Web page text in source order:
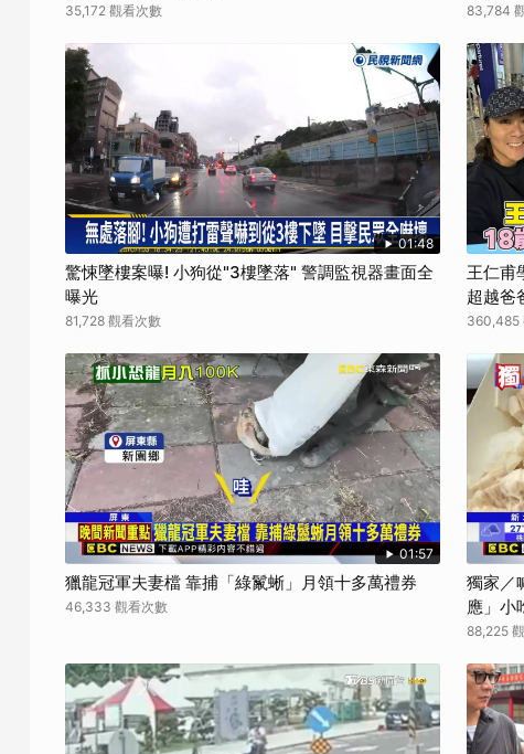
35,172 觀看次數 83,784
01:48
驚悚墜樓案曝! 小狗從"3樓墜落" 警調監視器畫面全
曝光
81,728 觀看次數
王仁甫
超越爸
360,485
01:57
獵龍冠軍夫妻檔 靠捕「綠鬣蜥」月領十多萬禮券
46,333 觀看次數
獨家／
應」小
88,225